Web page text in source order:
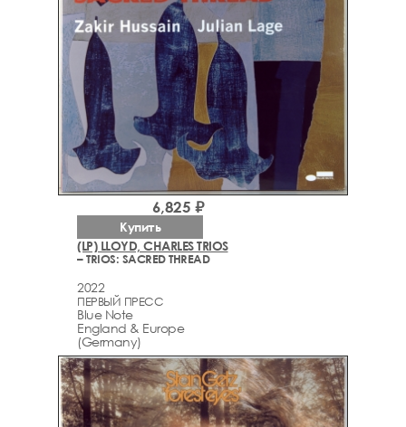
(LP) LLOYD, CHARLES TRIOS
– TRIOS: SACRED THREAD
2022
ПЕРВЫЙ ПРЕСС
Blue Note
England & Europe
(Germany)
6,825 ₽
Купить